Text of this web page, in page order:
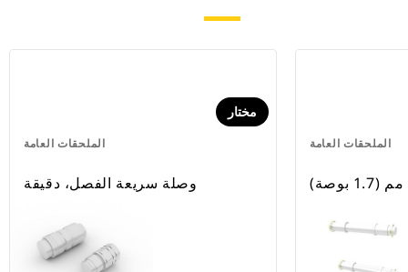
الملحقات العامة
مختار
وصلة سريعة الفصل، دقيقة
الملحقات العامة